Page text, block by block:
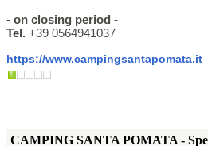
- on closing period -
Tel. +39 0564941037
https://www.campingsantapomata.it
CAMPING SANTA POMATA -